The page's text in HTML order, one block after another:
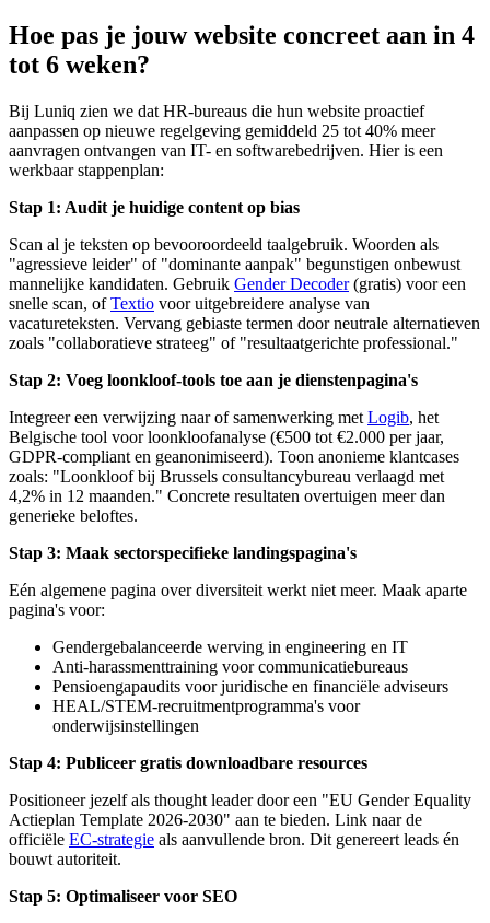
Hoe pas je jouw website concreet aan in 4
tot 6 weken?
Bij Luniq zien we dat HR-bureaus die hun website proactief
aanpassen op nieuwe regelgeving gemiddeld 25 tot 40% meer
aanvragen ontvangen van IT- en softwarebedrijven. Hier is een
werkbaar stappenplan:
Stap 1: Audit je huidige content op bias
Scan al je teksten op bevooroordeeld taalgebruik. Woorden als
"agressieve leider" of "dominante aanpak" begunstigen onbewust
mannelijke kandidaten. Gebruik Gender Decoder(gratis) voor een
snelle scan, ofTextio voor uitgebreidere analyse van
vacatureteksten. Vervang gebiaste termen door neutrale alternatieven
zoals "collaboratieve strateeg" of "resultaatgerichte professional."
Stap 2: Voeg loonkloof-tools toe aan je dienstenpagina's
Integreer een verwijzing naar of samenwerking met Logib, het
Belgische tool voor loonkloofanalyse (€500 tot €2.000 per jaar,
GDPR-compliant en geanonimiseerd). Toon anonieme klantcases
zoals: "Loonkloof bij Brussels consultancybureau verlaagd met
4,2% in 12 maanden." Concrete resultaten overtuigen meer dan
generieke beloftes.
Stap 3: Maak sectorspecifieke landingspagina's
Eén algemene pagina over diversiteit werkt niet meer. Maak aparte
pagina's voor:
Gendergebalanceerde werving in engineering en IT
Anti-harassmenttraining voor communicatiebureaus
Pensioengapaudits voor juridische en financiële adviseurs
HEAL/STEM-recruitmentprogramma's voor
onderwijsinstellingen
Stap 4: Publiceer gratis downloadbare resources
Positioneer jezelf als thought leader door een "EU Gender Equality
Actieplan Template 2026-2030" aan te bieden. Link naar de
officiële EC-strategie als aanvullende bron. Dit genereert leads én
bouwt autoriteit.
Stap 5: Optimaliseer voor SEO